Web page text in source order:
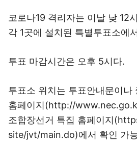
코로나19 격리자는 이날 낮 12
각 1곳에 설치된 특별투표소에
투표 마감시간은 오후 5시다.
투표소 위치는 투표안내문이나
홈페이지(http://
조합장선거 특집 홈페이지
site/jvt/main.do)에서 확인 가